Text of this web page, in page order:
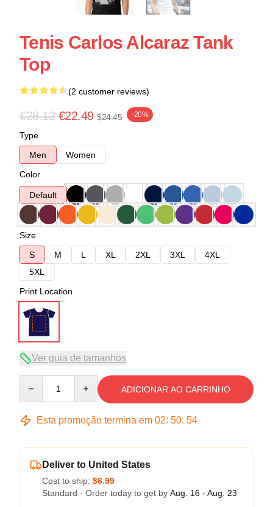
Tenis Carlos Alcaraz Tank
Top
(2 customer reviews)
€28.12 €22.49 $24.45 -20%
Type
Men
Women
Color
Default
Size
S
M L XL 2XL 3XL
4XL
5XL
Print Location
Ver guia de tamanhos
ADICIONAR AO CARRINHO
Esta promoção termina em 02: 50: 54
Deliver to United States
Cost to ship: $6.99
Standard - Order today to get by Aug. 16 - Aug. 23